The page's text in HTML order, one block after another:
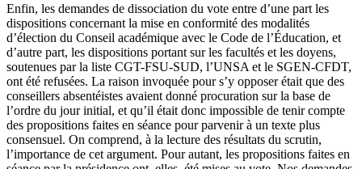
Enfin, les demandes de dissociation du vote entre d’une part les
dispositions concernant la mise en conformité des modalités
d’élection du Conseil académique avec le Code de l’Éducation, et
d’autre part, les dispositions portant sur les facultés et les doyens,
soutenues par la liste CGT-FSU-SUD, l’UNSA et le SGEN-CFDT,
ont été refusées. La raison invoquée pour s’y opposer était que des
conseillers absentéistes avaient donné procuration sur la base de
l’ordre du jour initial, et qu’il était donc impossible de tenir compte
des propositions faites en séance pour parvenir à un texte plus
consensuel. On comprend, à la lecture des résultats du scrutin,
l’importance de cet argument. Pour autant, les propositions faites en